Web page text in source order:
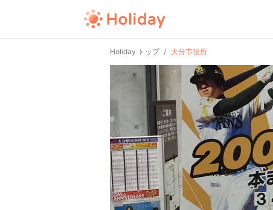
Holiday トップ 大分市役所